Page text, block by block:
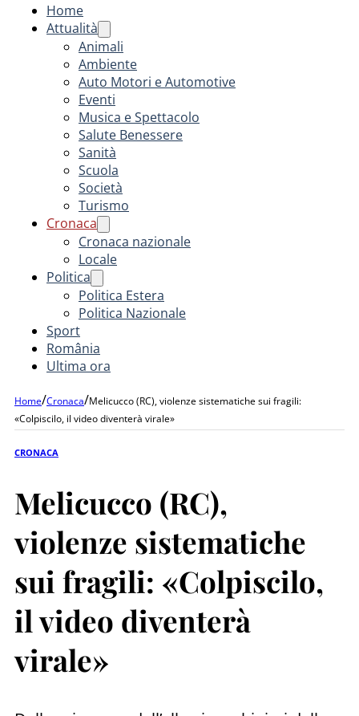
Home
Attualità
Animali
Ambiente
Auto Motori e Automotive
Eventi
Musica e Spettacolo
Salute Benessere
Sanità
Scuola
Società
Turismo
Cronaca
Cronaca nazionale
Locale
Politica
Politica Estera
Politica Nazionale
Sport
România
Ultima ora
Home/Cronaca/Melicucco (RC), violenze sistematiche sui fragili:
«Colpiscilo, il video diventerà virale»
CRONACA
Melicucco (RC),
violenze sistematiche
sui fragili: «Colpiscilo,
il video diventerà
virale»